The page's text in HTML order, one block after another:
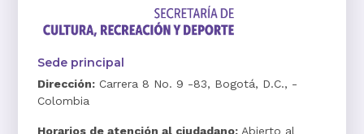
Sede principal
Dirección: Carrera 8 No. 9 -83, Bogotá, D.C., -
Colombia
Horarios de atención al ciudadano: Abierto al